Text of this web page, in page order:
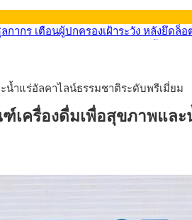
33.40-34.00 มองเฟดคงดอกเบี้ย
ลจ้างงานสหรัฐฯ
อโครงสร้างเศรษฐกิจ ดันไทยโตเต็มศัก
กากร เตือนผู้ปกครองเฝ้าระวัง หลังยึดล็
น้ำแร่อัลคาไลน์ธรรมชาติระดับพรีเมี่ยม
ครื่องดื่มเพื่อสุขภาพและ